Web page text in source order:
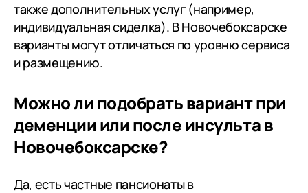
также дополнительных услуг (например,
индивидуальная сиделка). В Новочебоксарске
варианты могут отличаться по уровню сервиса
и размещению.
Можно ли подобрать вариант при
деменции или после инсульта в
Новочебоксарске?
Да, есть частные пансионаты в